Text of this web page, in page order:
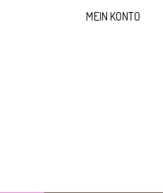
MEIN KONTO